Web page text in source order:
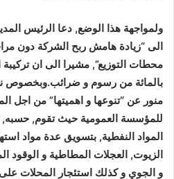
ولمواجهة هذا الوضع, دعا الرئيس
الى “زيادة هامش ربح الشركة دون
بالمائة من رسوم و ضرائب.وبخصوص
منور عن “تنوعها و اهميتها” من اجل
للمؤسسة العمومية حيث تقوم, حسبه,
المواد النفطية, بتسويق عدة مواد
الزيوت, العجلات المطاطية و الوقود
و الجوي و كذلك استئجار المحلات